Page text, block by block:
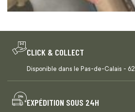
CLICK & COLLECT
Disponible dans le Pas-de-Calais - 62
EXPÉDITION SOUS 24H